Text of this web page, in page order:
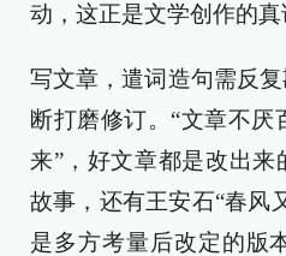
动，这正是文学创作的真
写文章，遣词造句需反
断打磨修订。“文章不厌
来”，好文章都是改出来
故事，还有王安石“春风
是多方考量后改定的版